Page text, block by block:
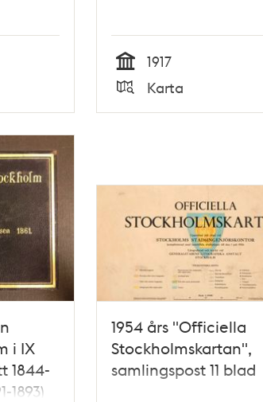
Tid
1917
Karta
i IX
1844-
1893)
1954 års "Officiella
Stockholmskartan",
samlingspost 11 blad